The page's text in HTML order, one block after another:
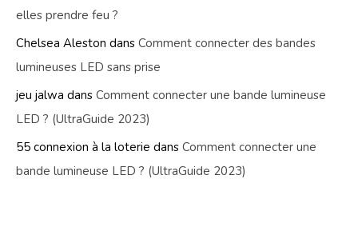
elles prendre feu ?
Chelsea Aleston dans Comment connecter des bandes
lumineuses LED sans prise
jeu jalwa dans Comment connecter une bande lumineuse
LED ? (UltraGuide 2023)
55 connexion à la loterie dans Comment connecter une
bande lumineuse LED ? (UltraGuide 2023)